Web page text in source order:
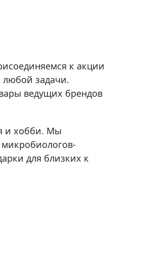
дальномеры
параметров окружающей
воды
к акции
любой задачи.
ведущих брендов
и хобби. Мы
для близких к